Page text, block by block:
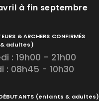
à fin septembre
& ARCHERS CONFIRMÉS
adultes)
: 19h00 - 21h00
: 08h45 - 10h30
(enfants & adultes)